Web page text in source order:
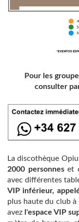
Pour les
consulter
La discothèque
2000 personneset
avec différentes
VIP inférieur,
plus haute du club
avez l'espace VIP